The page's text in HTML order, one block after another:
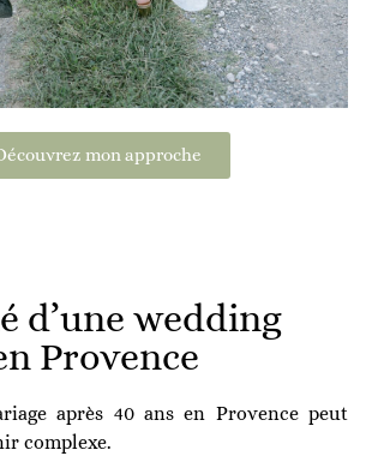
mon approche
d’une wedding
Provence
après 40 ans en Provence peut
complexe.